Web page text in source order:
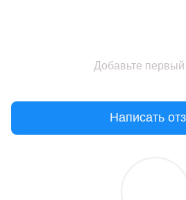
Добавьте первый
Написать